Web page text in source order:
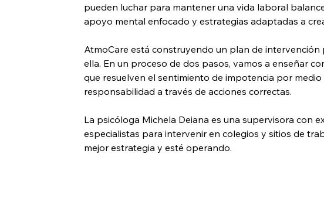
pueden luchar para mantener una vida laboral
apoyo mental enfocado y estrategias adaptadas a
AtmoCare está construyendo un plan de
ella. En un proceso de dos pasos, vamos a enseñar
que resuelven el sentimiento de impotencia por
responsabilidad a través de acciones correctas.
La psicóloga Michela Deiana es una supervisora con
especialistas para intervenir en colegios y sitios de
mejor estrategia y esté operando.